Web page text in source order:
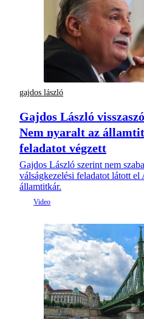
gajdos lászló
Gajdos László
Nem nyaralt az
feladatot végzett
Gajdos László szerint nem
válságkezelési feladatot látott
államtitkár.